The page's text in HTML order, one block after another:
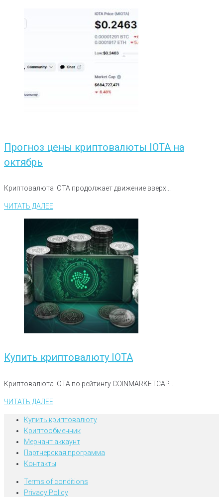
Прогноз цены криптовалюты IOTA на
октябрь
Криптовалюта IOTA продолжает движение вверх...
ЧИТАТЬ ДАЛЕЕ
Купить криптовалюту IOTA
Криптовалюта IOTA по рейтингу COINMARKETCAP...
ЧИТАТЬ ДАЛЕЕ
Купить криптовалюту
Криптообменник
Мерчант аккаунт
Партнерская программа
Контакты
Terms of conditions
Privacy Policy